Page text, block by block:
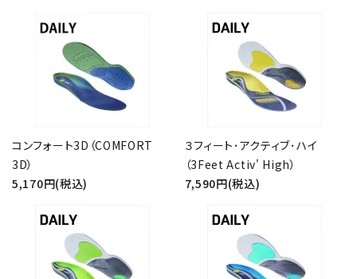
コンフォート3D（COMFORT
3D）
5,170円(税込)
３フィート･アクティブ･ハイ
（3Feet Activ' High）
7,590円(税込)